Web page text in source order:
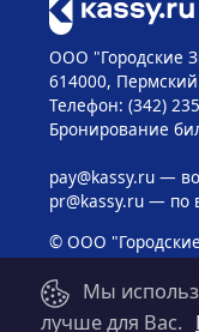
ООО "Городские
614000,
Телефон: (342)
Бронирование
pay@kassy.ru—
pr@kassy.ru— по
© ООО
Мы
лучше для Вас.